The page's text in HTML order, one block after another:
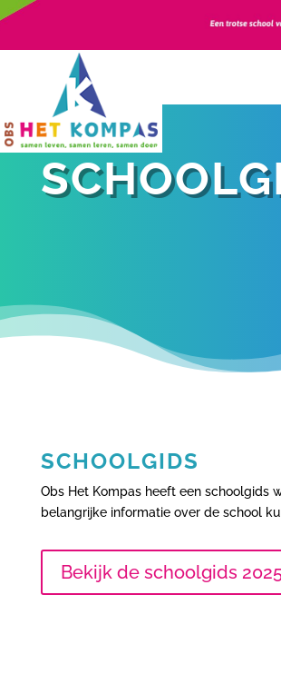
SCHOOLGIDS
Obs Het Kompas heeft een schoolgids
belangrijke informatie over de school
Bekijk de schoolgids